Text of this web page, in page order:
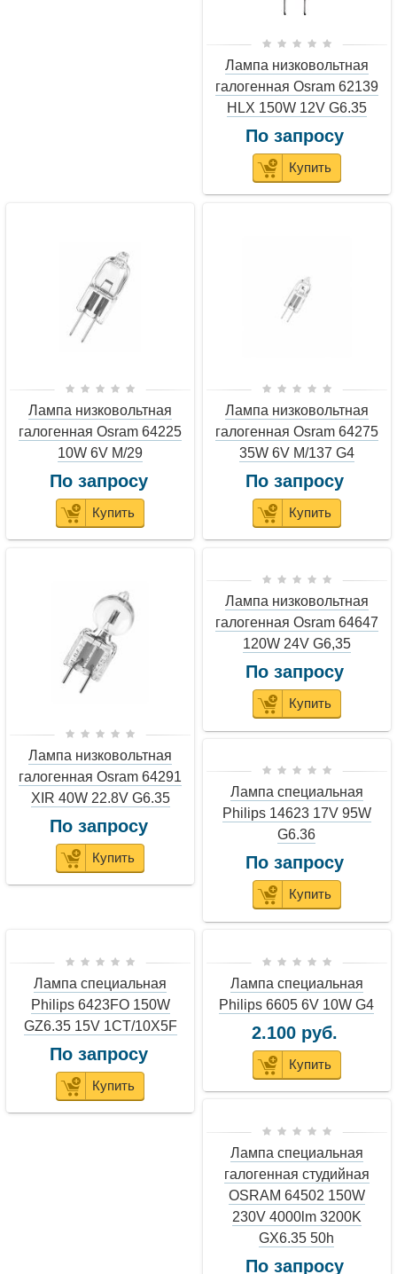
Лампа низковольтная
галогенная Osram 62139
HLX 150W 12V G6.35
По запросу
Купить
Лампа низковольтная
галогенная Osram 64225
10W 6V M/29
По запросу
Купить
Лампа низковольтная
галогенная Osram 64275
35W 6V M/137 G4
По запросу
Купить
Лампа низковольтная
галогенная Osram 64291
XIR 40W 22.8V G6.35
По запросу
Купить
Лампа низковольтная
галогенная Osram 64647
120W 24V G6,35
По запросу
Купить
Лампа специальная
Philips 14623 17V 95W
G6.36
По запросу
Купить
Лампа специальная
Philips 6423FO 150W
GZ6.35 15V 1CT/10X5F
По запросу
Купить
Лампа специальная
Philips 6605 6V 10W G4
2.100 руб.
Купить
Лампа специальная
галогенная студийная
OSRAM 64502 150W
230V 4000lm 3200K
GX6.35 50h
По запросу